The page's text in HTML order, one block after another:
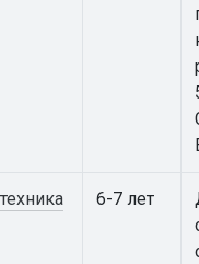
6-7 лет